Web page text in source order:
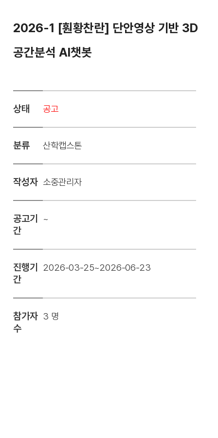
2026-1 [훤황찬란] 단안영상 기반 3D
공간분석 AI챗봇
상태 공고
분류 산학캡스톤
작성자 소중관리자
공고기
간
~
진행기
간
2026-03-25~2026-06-23
참가자
수
3 명